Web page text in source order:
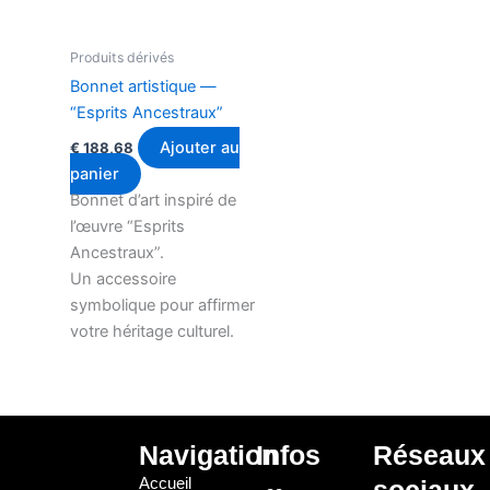
Produits dérivés
Bonnet artistique —
“Esprits Ancestraux”
€ 188,68
Ajouter au
panier
Bonnet d’art inspiré de
l’œuvre “Esprits
Ancestraux”.
Un accessoire
symbolique pour affirmer
votre héritage culturel.
Navigation
Accueil
Infos
Réseaux